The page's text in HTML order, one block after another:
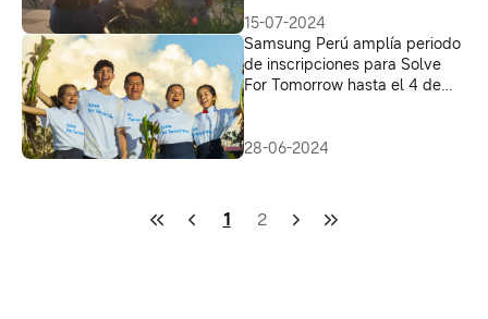
15-07-2024
Samsung Perú amplía periodo
de inscripciones para Solve
For Tomorrow hasta el 4 de
28-06-2024
1 2